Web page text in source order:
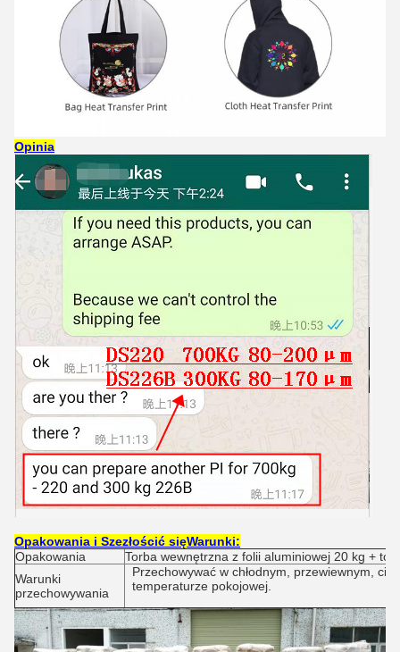
Opinia
Opakowania i Szezłościć sięWarunki:
Opakowania
Torba wewnętrzna z folii aluminiowej 20 kg +
Warunki
przechowywania
Przechowywać w chłodnym, przewiewnym,
temperaturze pokojowej.